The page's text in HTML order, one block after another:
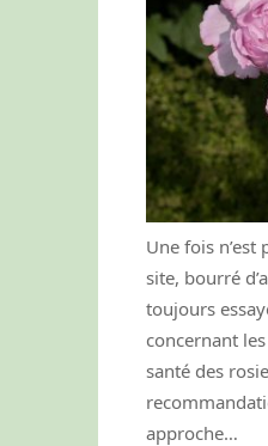
Une fois
site, bourré
toujours
concernant
santé des
approche…